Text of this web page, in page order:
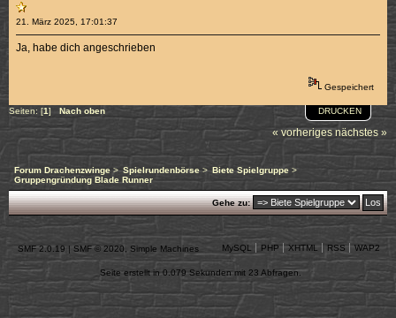
21. März 2025, 17:01:37
Ja, habe dich angeschrieben
Gespeichert
DRUCKEN
Seiten: [1] Nach oben
« vorheriges nächstes »
Forum Drachenzwinge > Spielrundenbörse> Biete Spielgruppe>
Gruppengründung Blade Runner
Gehe zu:
SMF 2.0.19 | SMF © 2020 Simple Machines MySQL PHP XHTML RSS WAP2
Seite erstellt in 0.079 Sekunden mit 23 Abfragen.